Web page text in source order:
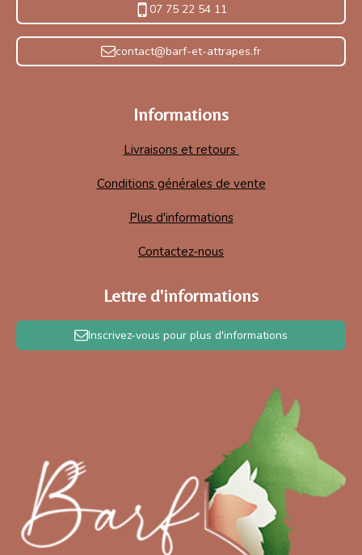
07 75 22 54 11
contact@barf-et-attrapes.fr
Informations
Livraisons et retours
Conditions générales de vente
Plus d'informations
Contactez-nous
Lettre d'informations
Inscrivez-vous pour plus d'informations